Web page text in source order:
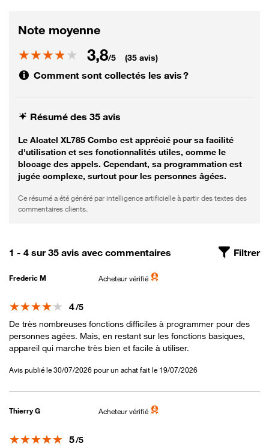
Note moyenne
Note
3,8/5 (35 avis)
Comment sont collectés les avis ?
Résumé des 35 avis
Le Alcatel XL785 Combo est apprécié pour sa facilité
d'utilisation et ses fonctionnalités utiles, comme le
blocage des appels. Cependant, sa programmation est
jugée complexe, surtout pour les personnes âgées.
Ce résumé a été généré par intelligence artificielle à partir des textes des
commentaires clients.
1 - 4 sur 35 avis avec commentaires Filtrer
Frederic M Acheteur vérifié
Note
4/5
De très nombreuses fonctions difficiles à programmer pour des
personnes agées. Mais, en restant sur les fonctions basiques,
appareil qui marche très bien et facile à utiliser.
Avis publié le 30/07/2026 pour un achat fait le 19/07/2026
Thierry G Acheteur vérifié
Note
5/5